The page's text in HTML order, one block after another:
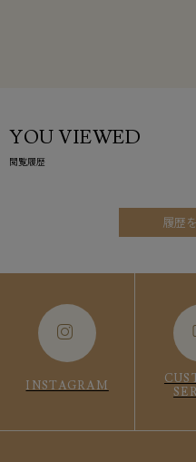
YOU VIEWED
閲覧履歴
履歴
INSTAGRAM